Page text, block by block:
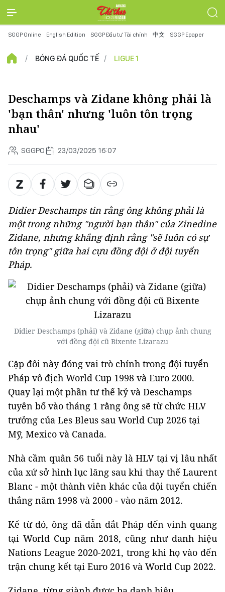
SGGP Online English Edition SGGP Đầu tư Tài chính 中文 SGGP Epaper
BÓNG ĐÁ QUỐC TẾ LIGUE 1
Deschamps và Zidane không phải là
'bạn thân' nhưng 'luôn tôn trọng
nhau'
SGGPO 23/03/2025 16:07
Didier Deschamps tin rằng ông không phải là
một trong những "người bạn thân" của Zinedine
Zidane, nhưng khẳng định rằng "sẽ luôn có sự
tôn trọng" giữa hai cựu đồng đội ở đội tuyển
Pháp.
Didier Deschamps (phải) và Zidane (giữa) chụp ảnh chung
với đồng đội cũ Bixente Lizarazu
Cặp đôi này đóng vai trò chính trong đội tuyển
Pháp vô địch World Cup 1998 và Euro 2000.
Quay lại một phần tư thế kỷ và Deschamps
tuyên bố vào tháng 1 rằng ông sẽ từ chức HLV
trưởng của Les Bleus sau World Cup 2026 tại
Mỹ, Mexico và Canada.
Nhà cầm quân 56 tuổi này là HLV tại vị lâu nhất
của xứ sở hình lục lăng sau khi thay thế Laurent
Blanc - một thành viên khác của đội tuyển chiến
thắng năm 1998 và 2000 - vào năm 2012.
Kể từ đó, ông đã dẫn dắt Pháp đến vinh quang
tại World Cup năm 2018, cũng như danh hiệu
Nations League 2020-2021, trong khi họ vào đến
trận chung kết tại Euro 2016 và World Cup 2022.